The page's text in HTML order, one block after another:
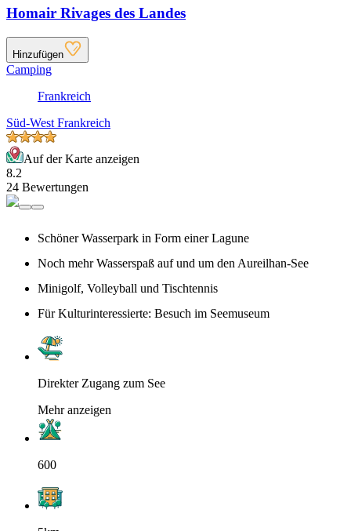
Homair Rivages des Landes
Hinzufügen
Camping
Frankreich
Süd-West Frankreich
Auf der Karte anzeigen
8.2
24 Bewertungen
Schöner Wasserpark in Form einer Lagune
Noch mehr Wasserspaß auf und um den Aureilhan-See
Minigolf, Volleyball und Tischtennis
Für Kulturinteressierte: Besuch im Seemuseum
Direkter Zugang zum See
Mehr anzeigen
600